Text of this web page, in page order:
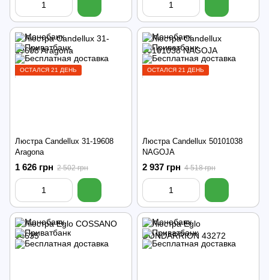
ОСТАЛСЯ 21 ДЕНЬ
Люстра Candellux 31-19608
Aragona
1 626 грн 2 502 грн
ОСТАЛСЯ 21 ДЕНЬ
Люстра Candellux 50101038
NAGOJA
2 937 грн 4 518 грн